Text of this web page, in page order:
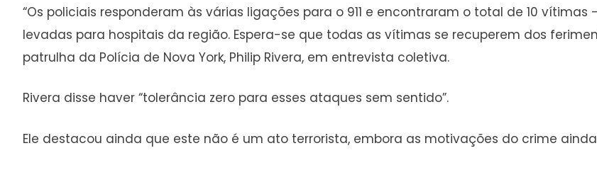
“Os policiais responderam às várias ligações para o 911 e encontraram o total de 10
levadas para hospitais da região. Espera-se que todas as vítimas se recuperem dos
patrulha da Polícia de Nova York, Philip Rivera, em entrevista coletiva.
Rivera disse haver “tolerância zero para esses ataques sem sentido”.
Ele destacou ainda que este não é um ato terrorista, embora as motivações do crime